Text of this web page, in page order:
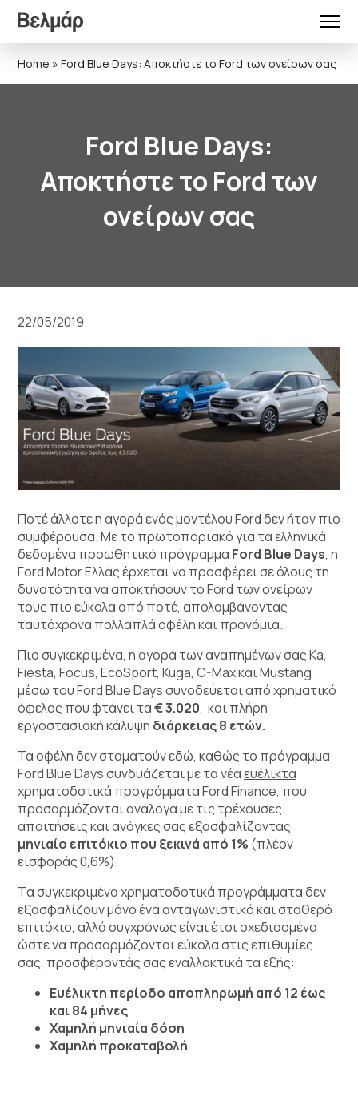
Home » Ford Blue Days: Αποκτήστε το Ford των ονείρων σας
Ford Blue Days:
Αποκτήστε το Ford των
ονείρων σας
22/05/2019
Ποτέ άλλοτε η αγορά ενός μοντέλου Ford δεν ήταν πιο
συμφέρουσα. Με το πρωτοποριακό για τα ελληνικά
δεδομένα προωθητικό πρόγραμμα Ford Blue Days, η
Ford Motor Ελλάς έρχεται να προσφέρει σε όλους τη
δυνατότητα να αποκτήσουν το Ford των ονείρων
τους πιο εύκολα από ποτέ, απολαμβάνοντας
ταυτόχρονα πολλαπλά οφέλη και προνόμια.
Πιο συγκεκριμένα, η αγορά των αγαπημένων σας Ka,
Fiesta, Focus, EcoSport, Kuga, C-Max και Mustang
μέσω του Ford Blue Days συνοδεύεται από χρηματικό
όφελος που φτάνει τα€ 3.020, και πλήρη
εργοστασιακή κάλυψη διάρκειας 8 ετών.
Τα οφέλη δεν σταματούν εδώ, καθώς το πρόγραμμα
Ford Blue Days συνδυάζεται με τα νέαευέλικτα
χρηματοδοτικά προγράμματα Ford Finance, που
προσαρμόζονται ανάλογα με τις τρέχουσες
απαιτήσεις και ανάγκες σας εξασφαλίζοντας
μηνιαίο επιτόκιο που ξεκινά από 1% (πλέον
εισφοράς 0,6%).
Tα συγκεκριμένα χρηματοδοτικά προγράμματα δεν
εξασφαλίζουν μόνο ένα ανταγωνιστικό και σταθερό
επιτόκιο, αλλά συγχρόνως είναι έτσι σχεδιασμένα
ώστε να προσαρμόζονται εύκολα στις επιθυμίες
σας, προσφέροντάς σας εναλλακτικά τα εξής:
Ευέλικτη περίοδο αποπληρωμή από 12 έως
και 84 μήνες
Χαμηλή μηνιαία δόση
Χαμηλή προκαταβολή